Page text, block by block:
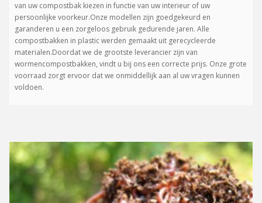
van uw compostbak kiezen in functie van uw interieur of uw
persoonlijke voorkeur.Onze modellen zijn goedgekeurd en
garanderen u een zorgeloos gebruik gedurende jaren. Alle
compostbakken in plastic werden gemaakt uit gerecycleerde
materialen.Doordat we de grootste leverancier zijn van
wormencompostbakken, vindt u bij ons een correcte prijs. Onze grote
voorraad zorgt ervoor dat we onmiddellijk aan al uw vragen kunnen
voldoen.